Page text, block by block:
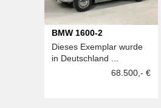
BMW 1600-2
Dieses Exemplar wurde
in Deutschland ...
68.500,- €